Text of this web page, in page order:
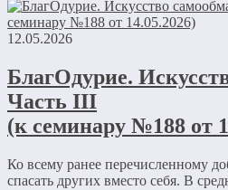
12.05.2026
БлагОдурие.
Часть III
(к семинару №188 от
Ко всему ранее перечисленному
спасать других вместо себя. В